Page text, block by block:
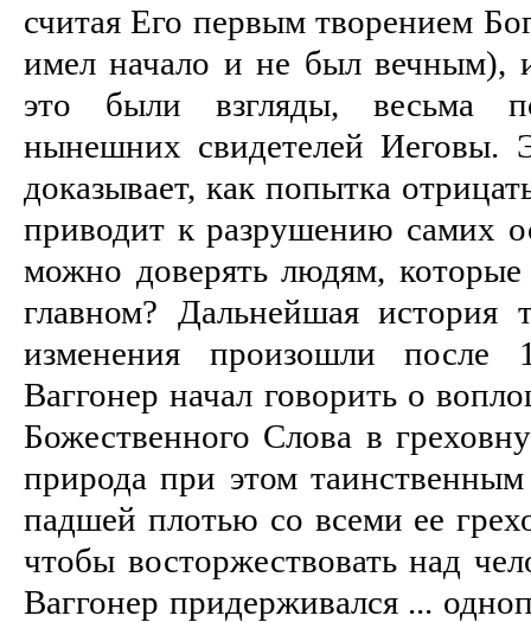
считая Его первым творением
имел начало и не был вечным),
это были взгляды, весьма
нынешних свидетелей Иеговы.
доказывает, как попытка
приводит к разрушению самих
можно доверять людям,
главном? Дальнейшая история
изменения произошли после
Ваггонер начал говорить о
Божественного Слова в
природа при этом
падшей плотью со всеми ее
чтобы восторжествовать над
Ваггонер придерживался ...